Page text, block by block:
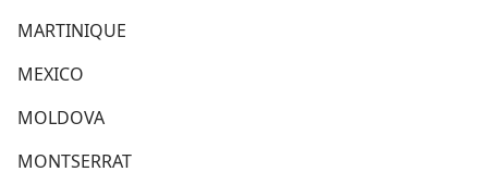
MARTINIQUE
MEXICO
MOLDOVA
MONTSERRAT